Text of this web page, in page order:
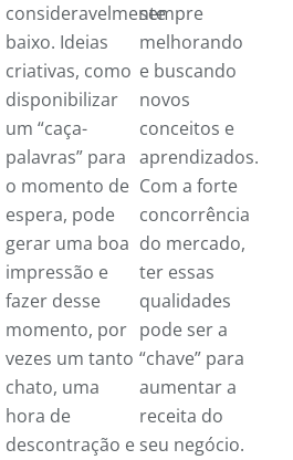
consideravelmente
baixo. Ideias
criativas, como
disponibilizar
um “caça-
palavras” para
o momento de
espera, pode
gerar uma boa
impressão e
fazer desse
momento, por
vezes um tanto
chato, uma
hora de
descontração e
sempre
melhorando
e buscando
novos
conceitos e
aprendizados.
Com a forte
concorrência
do mercado,
ter essas
qualidades
pode ser a
“chave” para
aumentar a
receita do
seu negócio.